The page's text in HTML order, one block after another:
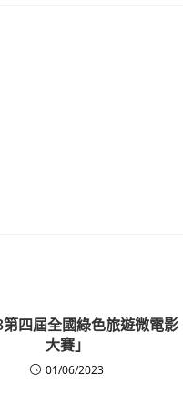
第四屆全國綠色旅遊微電影
大賽」
01/06/2023